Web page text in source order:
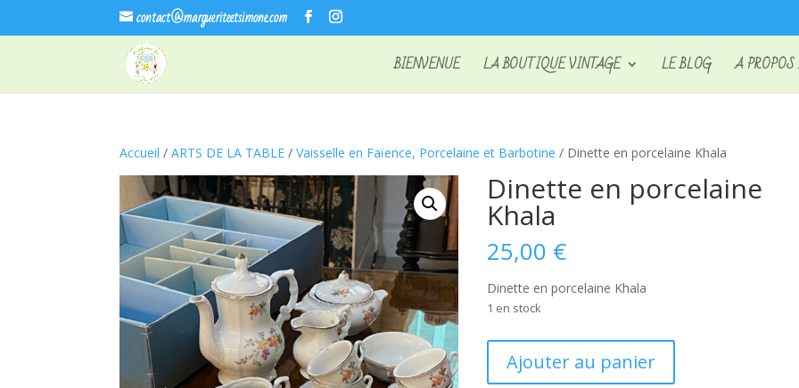
contact@margueriteetsimone.com
BIENVENUE LA BOUTIQUE VINTAGE LE BLOG A
Accueil /ARTS DE LA TABLE /Vaisselle en Faïence, Porcelaine et Barbotine / Dinette en porcelaine Khala
Dinette en porcelaine
Khala
25,00 €
Dinette en porcelaine Khala
1 en stock
Ajouter au panier